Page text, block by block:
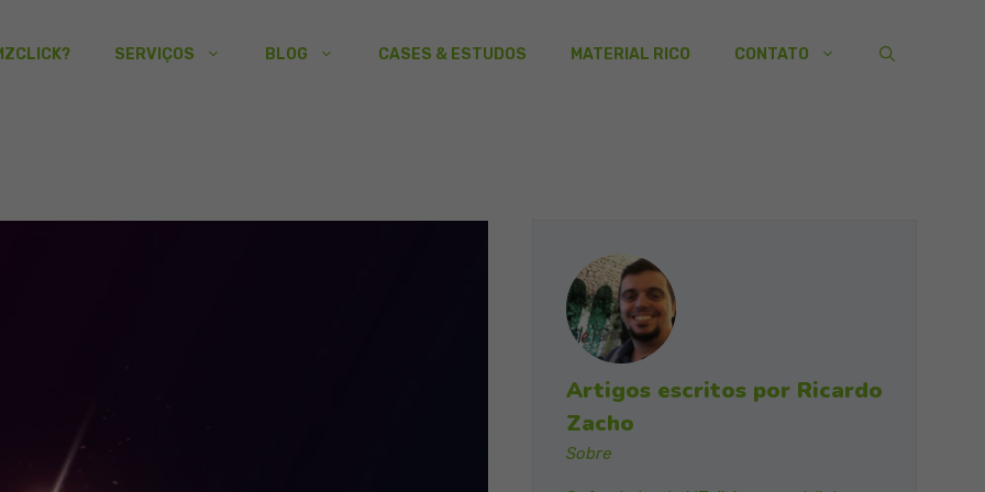
SERVIÇOS BLOG CASES & ESTUDOS MATERIAL RICO CONTATO
Artigos escritos por Ricardo
Zacho
Sobre